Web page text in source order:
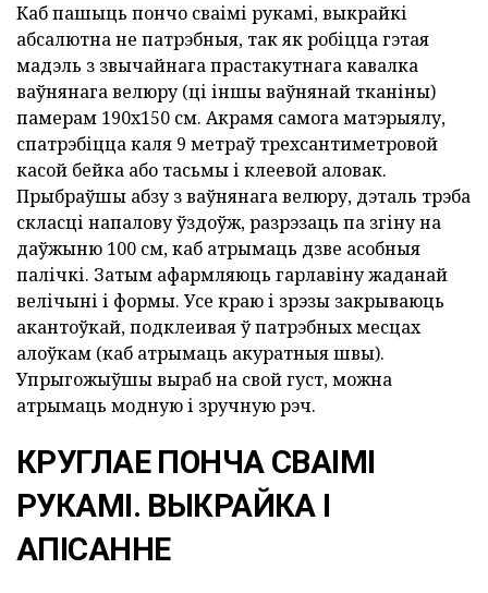
Каб пашыць пончо сваімі рукамі, выкрайкі
абсалютна не патрэбныя, так як робіцца гэтая
мадэль з звычайнага прастакутнага кавалка
ваўнянага велюру (ці іншы ваўнянай тканіны)
памерам 190х150 см. Акрамя самога матэрыялу,
спатрэбіцца каля 9 метраў трехсантиметровой
касой бейка або тасьмы і клеевой аловак.
Прыбраўшы абзу з ваўнянага велюру, дэталь трэба
скласці напалову ўздоўж, разрэзаць па згіну на
даўжыню 100 см, каб атрымаць дзве асобныя
палічкі. Затым афармляюць гарлавіну жаданай
велічыні і формы. Усе краю і зрэзы закрываюць
акантоўкай, подклеивая ў патрэбных месцах
алоўкам (каб атрымаць акуратныя швы).
Упрыгожыўшы выраб на свой густ, можна
атрымаць модную і зручную рэч.
КРУГЛАЕ ПОНЧА СВАІМІ
РУКАМІ. ВЫКРАЙКА І
АПІСАННЕ